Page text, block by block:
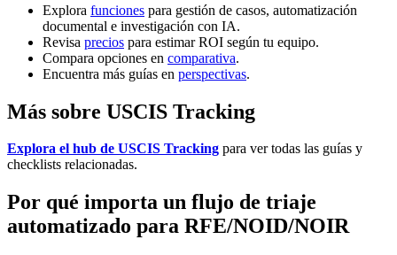
Explora funciones para gestión de casos, automatización
documental e investigación con IA.
Revisa precios para estimar ROI según tu equipo.
Compara opciones en comparativa.
Encuentra más guías en perspectivas.
Más sobre USCIS Tracking
Explora el hub de USCIS Tracking para ver todas las guías y
checklists relacionadas.
Por qué importa un flujo de triaje
automatizado para RFE/NOID/NOIR